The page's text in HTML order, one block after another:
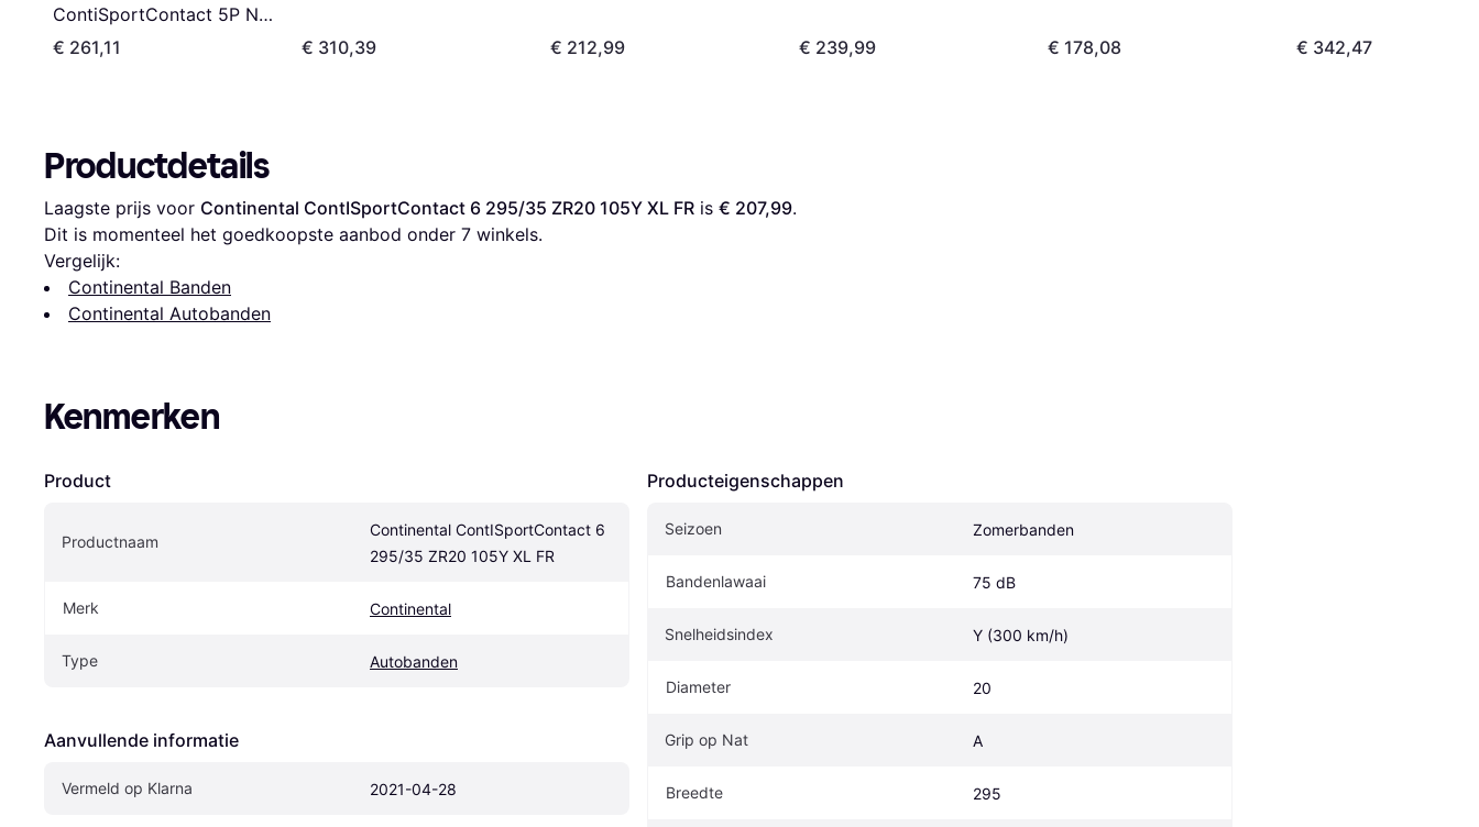
ContiSportContact 5P N0
295/35 ZR20 105Y
€ 261,11 € 310,39 € 212,99 € 239,99 € 178,08 € 342,47
Productdetails
Laagste prijs voor Continental ContISportContact 6 295/35 ZR20 105Y XL FR is € 207,99.
Dit is momenteel het goedkoopste aanbod onder 7 winkels.
Vergelijk:
Continental Banden
Continental Autobanden
Kenmerken
Product
Productnaam
Continental ContISportContact 6
295/35 ZR20 105Y XL FR
Merk Continental
Type Autobanden
Aanvullende informatie
Vermeld op Klarna 2021-04-28
Producteigenschappen
Seizoen Zomerbanden
Bandenlawaai 75 dB
Snelheidsindex Y (300 km/h)
Diameter 20
Grip op Nat A
Breedte 295